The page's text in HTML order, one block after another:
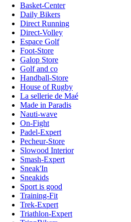
Basket-Center
Daily Bikers
Direct Running
Direct-Volley
Espace Golf
Foot-Store
Galop Store
Golf and co
Handball-Store
House of Rugby
La sellerie de Maé
Made in Paradis
Nauti-wave
On-Fight
Padel-Expert
Pecheur-Store
Slowood Interior
Smash-Expert
Sneak'In
Sneakids
Sport is good
Training-Fit
Trek-Expert
Triathlon-Expert